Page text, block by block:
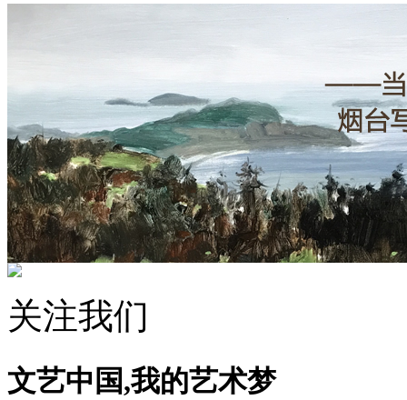
关注我们
文艺中国,我的艺术梦